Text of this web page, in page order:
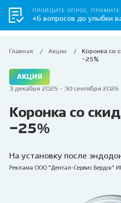
Главная Акции
Коронка со
–25%
АКЦИЯ
3 декабря 2025 - 30 сентября 2026
Коронка со
–25%
На установку после
Реклама ООО "Дентал-Сервис Бердск"
ПРОЙДИТЕ ОПРОС, ПРИМИТЕ
«6 вопросов до улыбки